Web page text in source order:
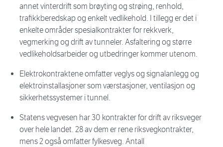
annet vinterdrift som brøyting og strøing, renhold,
trafikkberedskap og enkelt vedlikehold. I tillegg er det i
enkelte områder spesialkontrakter for rekkverk,
vegmerking og drift av tunneler. Asfaltering og større
vedlikeholdsarbeider og utbedringer kommer utenom.
Elektrokontraktene omfatter veglys og signalanlegg og
elektroinstallasjoner som værstasjoner, ventilasjon og
sikkerhetssystemer i tunnel.
Statens vegvesen har 30 kontrakter for drift av riksveger
over hele landet. 28 av dem er rene riksvegkontrakter,
mens 2 også omfatter fylkesveg. Antall